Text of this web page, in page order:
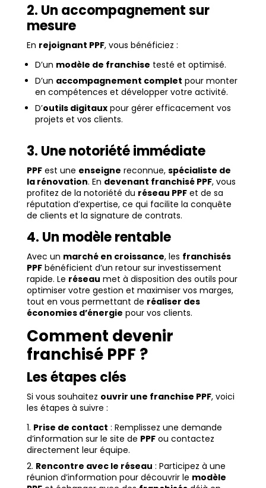
2. Un accompagnement sur
mesure
En rejoignant PPF, vous bénéficiez :
D’un modèle de franchise testé et optimisé.
D’un accompagnement complet pour monter
en compétences et développer votre activité.
D’outils digitauxpour gérer efficacement vos
projets et vos clients.
3. Une notoriété immédiate
PPFest une enseigne reconnue, spécialiste de
la rénovation. En devenant franchisé PPF, vous
profitez de la notoriété du réseau PPFet de sa
réputation d’expertise, ce qui facilite la conquête
de clients et la signature de contrats.
4. Un modèle rentable
Avec un marché en croissance, les franchisés
PPFbénéficient d’un retour sur investissement
rapide. Le réseau met à disposition des outils pour
optimiser votre gestion et maximiser vos marges,
tout en vous permettant de réaliser des
économies d’énergie pour vos clients.
Comment devenir
franchisé PPF ?
Les étapes clés
Si vous souhaitez ouvrir une franchise PPF, voici
les étapes à suivre :
Prise de contact : Remplissez une demande
d’information sur le site de PPFou contactez
directement leur équipe.
Rencontre avec le réseau : Participez à une
réunion d’information pour découvrir le modèle